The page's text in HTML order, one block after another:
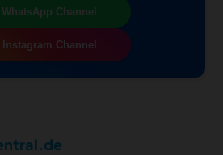
WhatsApp Channel
Instagram Channel